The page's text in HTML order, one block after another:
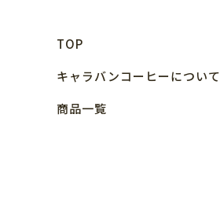
TOP
キャラバンコーヒーについて
商品⼀覧